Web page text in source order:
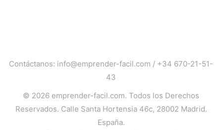
Contáctanos: info@emprender-facil.com / +34 670-21-51-
43
© 2026 emprender-facil.com. Todos los Derechos
Reservados. Calle Santa Hortensia 46c, 28002 Madrid.
España.